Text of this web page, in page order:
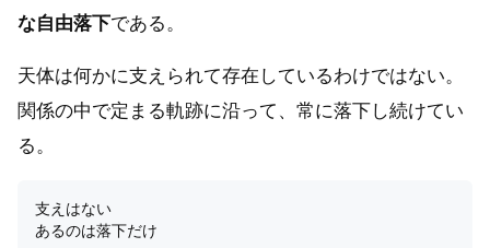
な自由落下である。
天体は何かに支えられて存在しているわけではない。
関係の中で定まる軌跡に沿って、常に落下し続けてい
る。
支えはない